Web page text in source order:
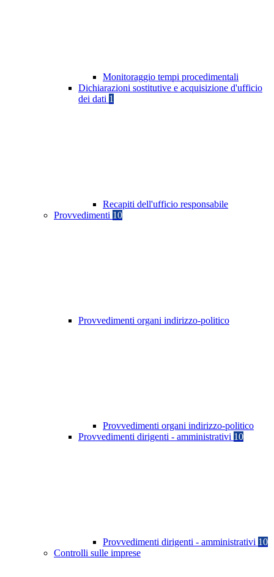
Monitoraggio tempi procedimentali
Dichiarazioni sostitutive e acquisizione d'ufficio
dei dati 1
Recapiti dell'ufficio responsabile
Provvedimenti 10
Provvedimenti organi indirizzo-politico
Provvedimenti organi indirizzo-politico
Provvedimenti dirigenti - amministrativi 10
Provvedimenti dirigenti - amministrativi 10
Controlli sulle imprese